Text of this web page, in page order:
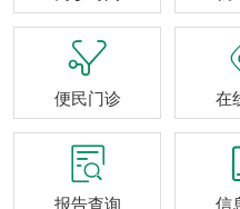

便民门诊 在

报告查询 信